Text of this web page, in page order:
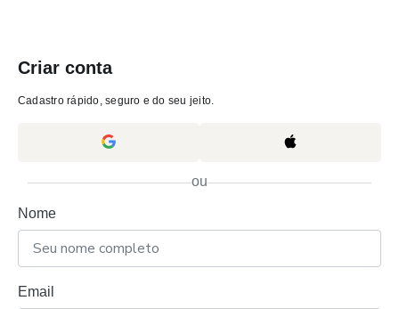
Criar conta
Cadastro rápido, seguro e do seu jeito.
ou
Nome
Email